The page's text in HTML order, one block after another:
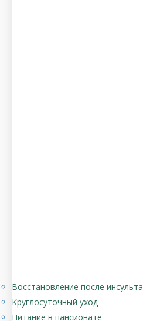
Восстановление после инсульта
Круглосуточный уход
Питание в пансионате